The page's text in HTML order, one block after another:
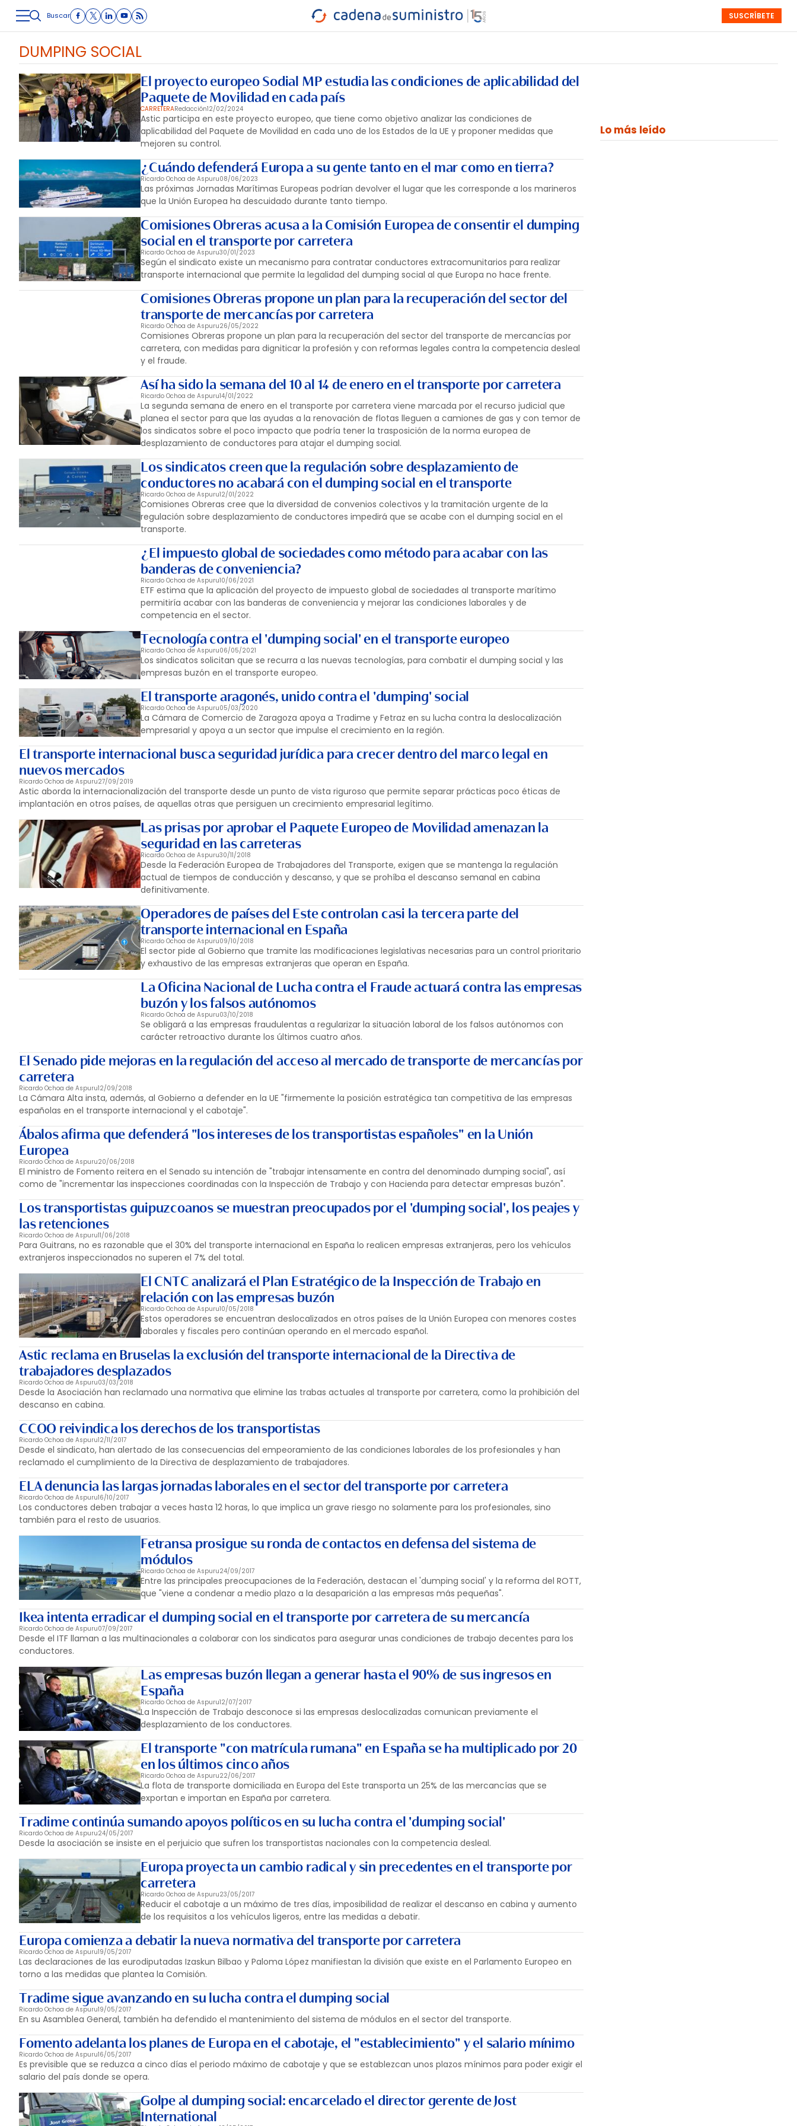
LOGÍSTICA INMOLOGÍSTICA INTRALOGÍSTICA CARRETERA
CARRETERA
MARÍTIMO INTERMODAL PROTAGONISTAS
SEMANALES
MONOGRÁFICOS EVENTOS
SUSCRÍBETE
Buscar
DUMPING SOCIAL
El proyecto europeo Sodial MP estudia las condiciones de aplicabilidad del
Paquete de Movilidad en cada país
CARRETERARedacción12/02/2024
Astic participa en este proyecto europeo, que tiene como objetivo analizar las condiciones de
aplicabilidad del Paquete de Movilidad en cada uno de los Estados de la UE y proponer medidas que
mejoren su control.
¿Cuándo defenderá Europa a su gente tanto en el mar como en tierra?
Ricardo Ochoa de Aspuru08/06/2023
Las próximas Jornadas Marítimas Europeas podrían devolver el lugar que les corresponde a los marineros
que la Unión Europea ha descuidado durante tanto tiempo.
Comisiones Obreras acusa a la Comisión Europea de consentir el dumping
social en el transporte por carretera
Ricardo Ochoa de Aspuru30/01/2023
Según el sindicato existe un mecanismo para contratar conductores extracomunitarios para realizar
transporte internacional que permite la legalidad del dumping social al que Europa no hace frente.
Comisiones Obreras propone un plan para la recuperación del sector del
transporte de mercancías por carretera
Ricardo Ochoa de Aspuru26/05/2022
Comisiones Obreras propone un plan para la recuperación del sector del transporte de mercancías por
carretera, con medidas para digniticar la profesión y con reformas legales contra la competencia desleal
y el fraude.
Así ha sido la semana del 10 al 14 de enero en el transporte por carretera
Ricardo Ochoa de Aspuru14/01/2022
La segunda semana de enero en el transporte por carretera viene marcada por el recurso judicial que
planea el sector para que las ayudas a la renovación de flotas lleguen a camiones de gas y con temor de
los sindicatos sobre el poco impacto que podría tener la trasposición de la norma europea de
desplazamiento de conductores para atajar el dumping social.
Los sindicatos creen que la regulación sobre desplazamiento de
conductores no acabará con el dumping social en el transporte
Ricardo Ochoa de Aspuru12/01/2022
Comisiones Obreras cree que la diversidad de convenios colectivos y la tramitación urgente de la
regulación sobre desplazamiento de conductores impedirá que se acabe con el dumping social en el
transporte.
¿El impuesto global de sociedades como método para acabar con las
banderas de conveniencia?
Ricardo Ochoa de Aspuru10/06/2021
ETF estima que la aplicación del proyecto de impuesto global de sociedades al transporte marítimo
permitiría acabar con las banderas de conveniencia y mejorar las condiciones laborales y de
competencia en el sector.
Tecnología contra el 'dumping social' en el transporte europeo
Ricardo Ochoa de Aspuru06/05/2021
Los sindicatos solicitan que se recurra a las nuevas tecnologías, para combatir el dumping social y las
empresas buzón en el transporte europeo.
El transporte aragonés, unido contra el 'dumping' social
Ricardo Ochoa de Aspuru05/03/2020
La Cámara de Comercio de Zaragoza apoya a Tradime y Fetraz en su lucha contra la deslocalización
empresarial y apoya a un sector que impulse el crecimiento en la región.
El transporte internacional busca seguridad jurídica para crecer dentro del marco legal en
nuevos mercados
Ricardo Ochoa de Aspuru27/09/2019
Astic aborda la internacionalización del transporte desde un punto de vista riguroso que permite separar prácticas poco éticas de
implantación en otros países, de aquellas otras que persiguen un crecimiento empresarial legítimo.
Las prisas por aprobar el Paquete Europeo de Movilidad amenazan la
seguridad en las carreteras
Ricardo Ochoa de Aspuru30/11/2018
Desde la Federación Europea de Trabajadores del Transporte, exigen que se mantenga la regulación
actual de tiempos de conducción y descanso, y que se prohíba el descanso semanal en cabina
definitivamente.
Operadores de países del Este controlan casi la tercera parte del
transporte internacional en España
Ricardo Ochoa de Aspuru09/10/2018
El sector pide al Gobierno que tramite las modificaciones legislativas necesarias para un control prioritario
y exhaustivo de las empresas extranjeras que operan en España.
La Oficina Nacional de Lucha contra el Fraude actuará contra las empresas
buzón y los falsos autónomos
Ricardo Ochoa de Aspuru03/10/2018
Se obligará a las empresas fraudulentas a regularizar la situación laboral de los falsos autónomos con
carácter retroactivo durante los últimos cuatro años.
El Senado pide mejoras en la regulación del acceso al mercado de transporte de mercancías por
carretera
Ricardo Ochoa de Aspuru12/09/2018
La Cámara Alta insta, además, al Gobierno a defender en la UE "firmemente la posición estratégica tan competitiva de las empresas
españolas en el transporte internacional y el cabotaje".
Ábalos afirma que defenderá "los intereses de los transportistas españoles" en la Unión
Europea
Ricardo Ochoa de Aspuru20/06/2018
El ministro de Fomento reitera en el Senado su intención de "trabajar intensamente en contra del denominado dumping social", así
como de "incrementar las inspecciones coordinadas con la Inspección de Trabajo y con Hacienda para detectar empresas buzón".
Los transportistas guipuzcoanos se muestran preocupados por el 'dumping social', los peajes y
las retenciones
Ricardo Ochoa de Aspuru11/06/2018
Para Guitrans, no es razonable que el 30% del transporte internacional en España lo realicen empresas extranjeras, pero los vehículos
extranjeros inspeccionados no superen el 7% del total.
El CNTC analizará el Plan Estratégico de la Inspección de Trabajo en
relación con las empresas buzón
Ricardo Ochoa de Aspuru10/05/2018
Estos operadores se encuentran deslocalizados en otros países de la Unión Europea con menores costes
laborales y fiscales pero continúan operando en el mercado español.
Astic reclama en Bruselas la exclusión del transporte internacional de la Directiva de
trabajadores desplazados
Ricardo Ochoa de Aspuru03/03/2018
Desde la Asociación han reclamado una normativa que elimine las trabas actuales al transporte por carretera, como la prohibición del
descanso en cabina.
CCOO reivindica los derechos de los transportistas
Ricardo Ochoa de Aspuru12/11/2017
Desde el sindicato, han alertado de las consecuencias del empeoramiento de las condiciones laborales de los profesionales y han
reclamado el cumplimiento de la Directiva de desplazamiento de trabajadores.
ELA denuncia las largas jornadas laborales en el sector del transporte por carretera
Ricardo Ochoa de Aspuru16/10/2017
Los conductores deben trabajar a veces hasta 12 horas, lo que implica un grave riesgo no solamente para los profesionales, sino
también para el resto de usuarios.
Fetransa prosigue su ronda de contactos en defensa del sistema de
módulos
Ricardo Ochoa de Aspuru24/09/2017
Entre las principales preocupaciones de la Federación, destacan el 'dumping social' y la reforma del ROTT,
que "viene a condenar a medio plazo a la desaparición a las empresas más pequeñas".
Ikea intenta erradicar el dumping social en el transporte por carretera de su mercancía
Ricardo Ochoa de Aspuru07/09/2017
Desde el ITF llaman a las multinacionales a colaborar con los sindicatos para asegurar unas condiciones de trabajo decentes para los
conductores.
Las empresas buzón llegan a generar hasta el 90% de sus ingresos en
España
Ricardo Ochoa de Aspuru12/07/2017
La Inspección de Trabajo desconoce si las empresas deslocalizadas comunican previamente el
desplazamiento de los conductores.
El transporte "con matrícula rumana" en España se ha multiplicado por 20
en los últimos cinco años
Ricardo Ochoa de Aspuru22/06/2017
La flota de transporte domiciliada en Europa del Este transporta un 25% de las mercancías que se
exportan e importan en España por carretera.
Tradime continúa sumando apoyos políticos en su lucha contra el 'dumping social'
Ricardo Ochoa de Aspuru24/05/2017
Desde la asociación se insiste en el perjuicio que sufren los transportistas nacionales con la competencia desleal.
Europa proyecta un cambio radical y sin precedentes en el transporte por
carretera
Ricardo Ochoa de Aspuru23/05/2017
Reducir el cabotaje a un máximo de tres días, imposibilidad de realizar el descanso en cabina y aumento
de los requisitos a los vehículos ligeros, entre las medidas a debatir.
Europa comienza a debatir la nueva normativa del transporte por carretera
Ricardo Ochoa de Aspuru19/05/2017
Las declaraciones de las eurodiputadas Izaskun Bilbao y Paloma López manifiestan la división que existe en el Parlamento Europeo en
torno a las medidas que plantea la Comisión.
Tradime sigue avanzando en su lucha contra el dumping social
Ricardo Ochoa de Aspuru19/05/2017
En su Asamblea General, también ha defendido el mantenimiento del sistema de módulos en el sector del transporte.
Fomento adelanta los planes de Europa en el cabotaje, el "establecimiento" y el salario mínimo
Ricardo Ochoa de Aspuru16/05/2017
Es previsible que se reduzca a cinco días el periodo máximo de cabotaje y que se establezcan unos plazos mínimos para poder exigir el
salario del país donde se opera.
Golpe al dumping social: encarcelado el director gerente de Jost
International
Lo más leído